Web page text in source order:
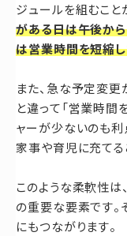
ジュールを組むこと
がある日は午後か
は営業時間を短縮
また、急な予定変更
と違って「営業時間
ャーが少ないのも利
家事や育児に充てる
このような柔軟性
の重要な要素です。
にもつながります。